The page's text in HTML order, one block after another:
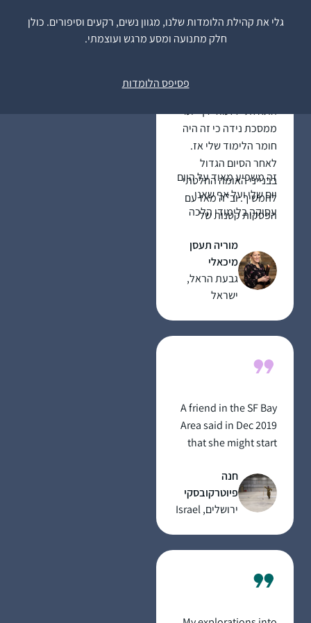
גלי את קהילת הלומדות שלנו, מגוון נשים, רקעים וסיפורים. כולן
חלק מתנועה ומסע מרגש ועוצמתי.
פסיפס הלומדות
התחלתי ללמוד דף יומי
ממסכת נידה כי זה היה
חומר הלימוד שלי אז.
לאחר הסיום הגדול
בבנייני האומה החלטתי
להמשיך. וב”ה מאז עם
הפסקות קטנות של
משתדלת להמשיך
ולהיות חלק.
זה משפיע מאוד על היום
יום שלי ועל אף שאני
עסוקה בלימודי הלכה
המסגרת הקבועה
והמחייבת ביותר שיש לי.
מוריה תעסן
מיכאלי
גבעת הראל,
ישראל
A friend in the SF Bay
Area said in Dec 2019
that she might start
morning drive to work.
I mentioned to my
husband and we
when it began in Jan
preparing to make
חנה
פיוטרקובסקי
ירושלים, Israel